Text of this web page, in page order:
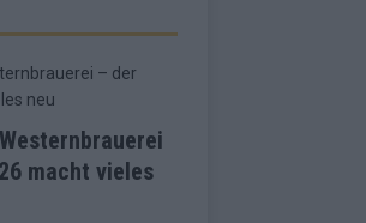
macht vieles